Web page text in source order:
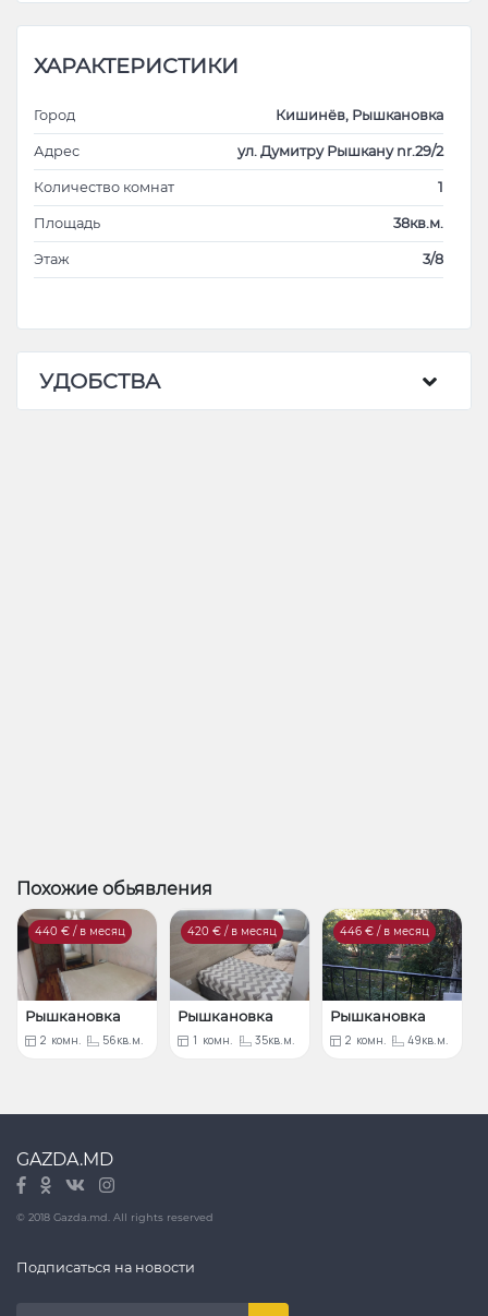
ХАРАКТЕРИСТИКИ
Город Кишинёв, Рышкановка
Адрес ул. Думитру Рышкану nr.29/2
Количество комнат 1
Площадь 38кв.м.
Этаж 3/8
УДОБСТВА
Похожие обьявления
440 € / в месяц
Рышкановка
2 комн. 56кв.м.
420 € / в месяц
Рышкановка
1 комн. 35кв.м.
446 € / в месяц
Рышкановка
2 комн. 49кв.м.
GAZDA.MD
© 2018 Gazda.md. All rights reserved
Подписаться на новости